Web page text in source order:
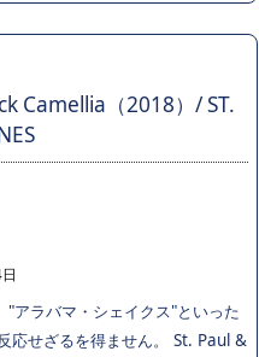
Camellia（2018）/ ST.
"アラバマ・シェイクス"といった
応せざるを得ません。 St. Paul &